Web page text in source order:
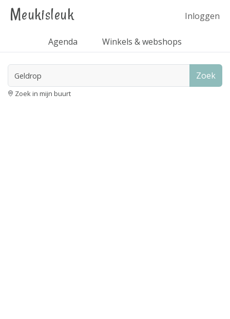
Meukisleuk Inloggen
Agenda Winkels & webshops
Zoek
Zoek in mijn buurt